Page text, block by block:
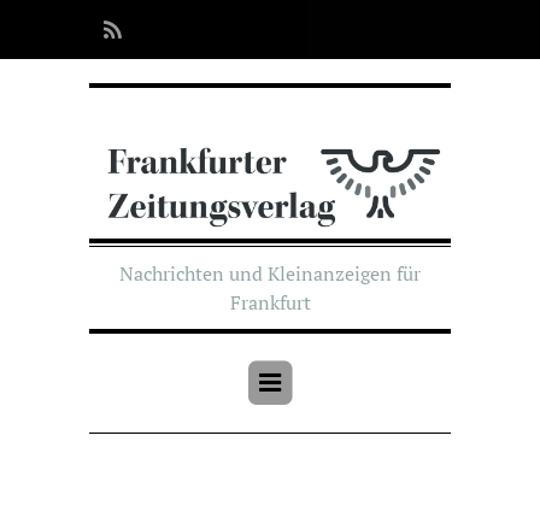
Nachrichten und Kleinanzeigen für
Frankfurt